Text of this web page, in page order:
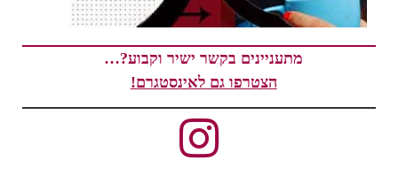
מתעניינים בקשר ישיר וקבוע?…
הצטרפו גם לאינסטגרם!